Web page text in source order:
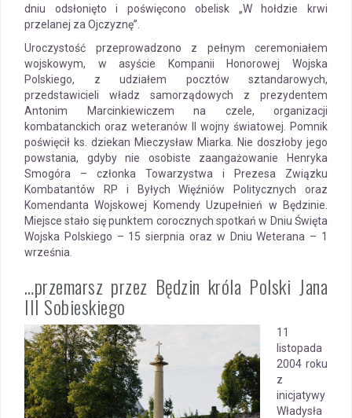
dniu odsłonięto i poświęcono obelisk „W hołdzie krwi
przelanej za Ojczyznę”.
Uroczystość przeprowadzono z pełnym ceremoniałem
wojskowym, w asyście Kompanii Honorowej Wojska
Polskiego, z udziałem pocztów sztandarowych,
przedstawicieli władz samorządowych z prezydentem
Antonim Marcinkiewiczem na czele, organizacji
kombatanckich oraz weteranów II wojny światowej. Pomnik
poświęcił ks. dziekan Mieczysław Miarka. Nie doszłoby jego
powstania, gdyby nie osobiste zaangażowanie Henryka
Smogóra – członka Towarzystwa i Prezesa Związku
Kombatantów RP i Byłych Więźniów Politycznych oraz
Komendanta Wojskowej Komendy Uzupełnień w Będzinie.
Miejsce stało się punktem corocznych spotkań w Dniu Święta
Wojska Polskiego – 15 sierpnia oraz w Dniu Weterana – 1
września.
…przemarsz przez Będzin króla Polski Jana
III Sobieskiego
11
listopada
2004 roku
z
inicjatywy
Władysła